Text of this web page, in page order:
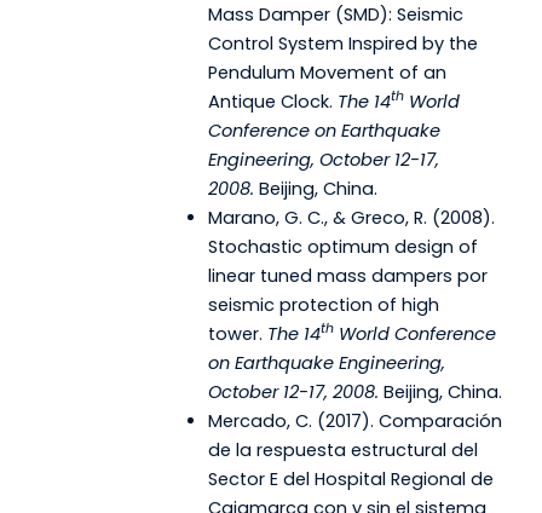
Mass Damper (SMD): Seismic
Control System Inspired by the
Pendulum Movement of an
Antique Clock. The 14th World
Conference on Earthquake
Engineering, October 12-17,
2008.Beijing, China.
Marano, G. C., & Greco, R. (2008).
Stochastic optimum design of
linear tuned mass dampers por
seismic protection of high
tower. The 14th World Conference
on Earthquake Engineering,
October 12-17, 2008.Beijing, China.
Mercado, C. (2017). Comparación
de la respuesta estructural del
Sector E del Hospital Regional de
Cajamarca con y sin el sistema